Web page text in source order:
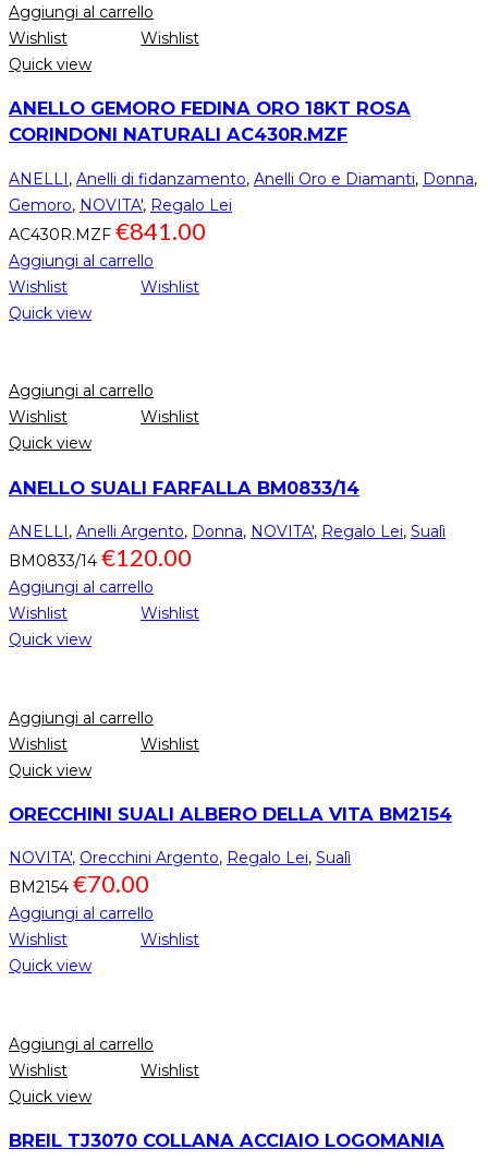
Aggiungi al carrello
Wishlist
Wishlist
Quick view
ANELLO GEMORO FEDINA ORO 18KT ROSA
CORINDONI NATURALI AC430R.MZF
ANELLI, Anelli di fidanzamento, Anelli Oro e Diamanti, Donna,
Gemoro, NOVITA', Regalo Lei
AC430R.MZF €841.00
Aggiungi al carrello
Wishlist
Wishlist
Quick view
Aggiungi al carrello
Wishlist
Wishlist
Quick view
ANELLO SUALI FARFALLA BM0833/14
ANELLI, Anelli Argento, Donna, NOVITA', Regalo Lei, Sualì
BM0833/14 €120.00
Aggiungi al carrello
Wishlist
Wishlist
Quick view
Aggiungi al carrello
Wishlist
Wishlist
Quick view
ORECCHINI SUALI ALBERO DELLA VITA BM2154
NOVITA', Orecchini Argento, Regalo Lei, Sualì
BM2154 €70.00
Aggiungi al carrello
Wishlist
Wishlist
Quick view
Aggiungi al carrello
Wishlist
Wishlist
Quick view
BREIL TJ3070 COLLANA ACCIAIO LOGOMANIA